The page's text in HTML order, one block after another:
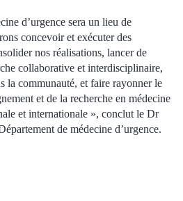
d’urgence sera un lieu de
concevoir et exécuter des
nos réalisations, lancer de
collaborative et interdisciplinaire,
la communauté, et faire rayonner le
et de la recherche en médecine
et internationale », conclut le Dr
de médecine d’urgence.